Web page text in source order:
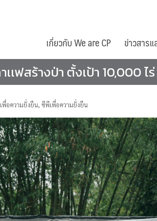
เกี่ยวกับ We are CP ข่าวสาร
เเฟสร้างป่า ตั้งเป้า 10,000
พื่อความยั่งยืน, ซีพีเพื่อความยั่งยืน